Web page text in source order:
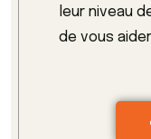
leur niveau
de vous